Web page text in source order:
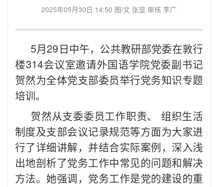
2025年05月30日 14:50 图/文 张显 审核 李广
5月29日中午，公共教研部党委在敦行
楼314会议室邀请外国语学院党委副书记
贺然为全体党支部委员举行党务知识专题
培训。
贺然从支委委员工作职责、 组织生活
制度及支部会议记录规范等方面为大家进
行了详细讲解，并结合实际案例，深入浅
出地剖析了党务工作中常见的问题和解决
方法。她强调，党务工作是党的建设的重